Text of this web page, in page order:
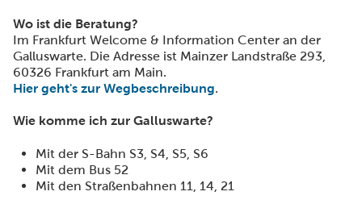
Wo ist die Beratung?
Im Frankfurt Welcome & Information Center an der
Galluswarte. Die Adresse ist Mainzer Landstraße 293,
60326 Frankfurt am Main.
Hier geht's zur Wegbeschreibung.
Wie komme ich zur Galluswarte?
Mit der S-Bahn S3, S4, S5, S6
Mit dem Bus 52
Mit den Straßenbahnen 11, 14, 21